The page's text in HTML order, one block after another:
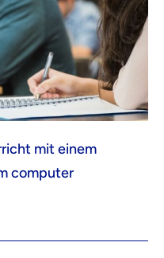
mit einem
computer